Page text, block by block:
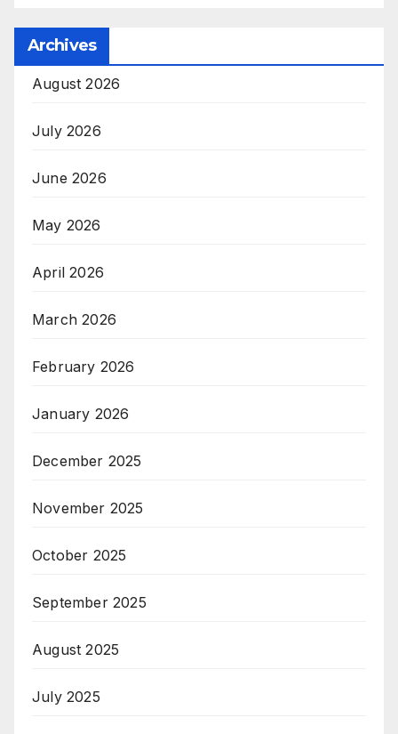
Archives
August 2026
July 2026
June 2026
May 2026
April 2026
March 2026
February 2026
January 2026
December 2025
November 2025
October 2025
September 2025
August 2025
July 2025